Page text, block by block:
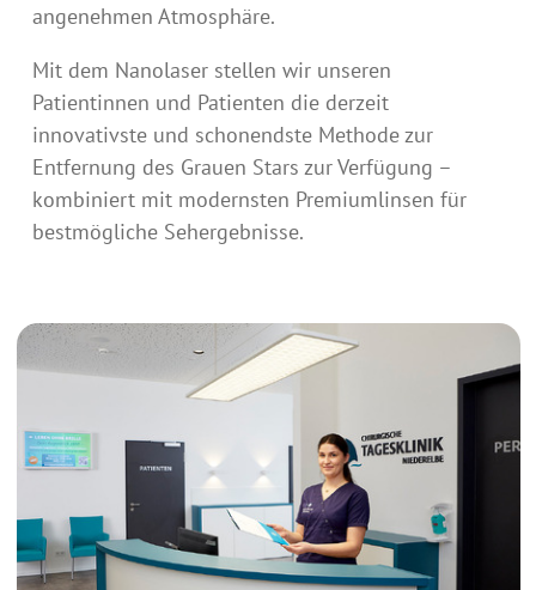
angenehmen Atmosphäre.
Mit dem Nanolaser stellen wir unseren
Patientinnen und Patienten die derzeit
innovativste und schonendste Methode zur
Entfernung des Grauen Stars zur Verfügung –
kombiniert mit modernsten Premiumlinsen für
bestmögliche Sehergebnisse.